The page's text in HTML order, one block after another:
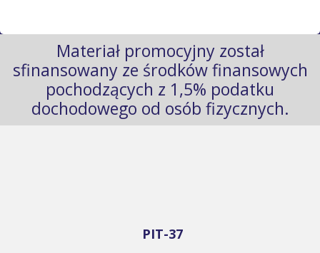
Materiał promocyjny został
sfinansowany ze środków finansowych
pochodzących z 1,5% podatku
dochodowego od osób fizycznych.
PIT-37